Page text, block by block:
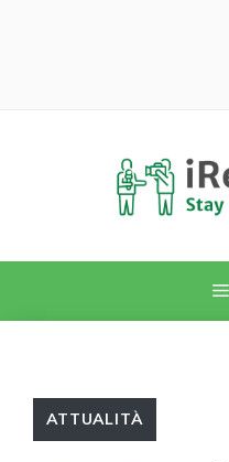
ATTUALITÀ